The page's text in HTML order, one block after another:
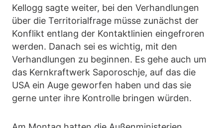
Kellogg sagte weiter, bei den Verhandlungen
über die Territorialfrage müsse zunächst der
Konflikt entlang der Kontaktlinien eingefroren
werden. Danach sei es wichtig, mit den
Verhandlungen zu beginnen. Es gehe auch um
das Kernkraftwerk Saporoschje, auf das die
USA ein Auge geworfen haben und das sie
gerne unter ihre Kontrolle bringen würden.